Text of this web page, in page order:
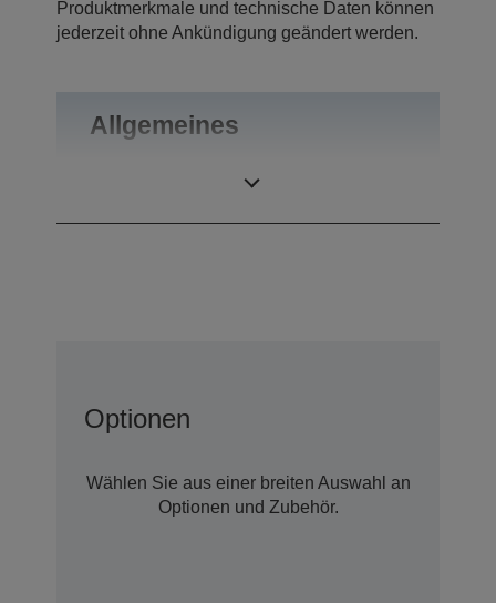
Produktmerkmale und technische Daten können
jederzeit ohne Ankündigung geändert werden.
Allgemeines
Optionen
Wählen Sie aus einer breiten Auswahl an
Optionen und Zubehör.